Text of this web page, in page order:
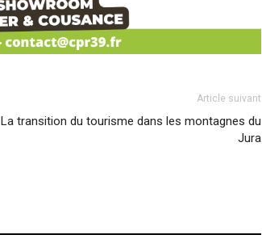
Article suivant
La transition du tourisme dans les montagnes du
Jura